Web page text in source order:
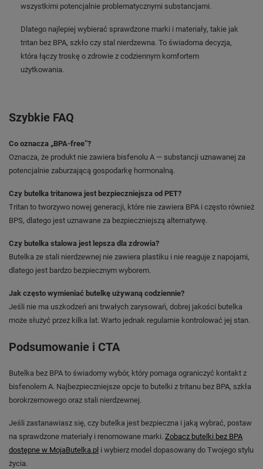
wszystkimi potencjalnie problematycznymi substancjami.
Dlatego najlepiej wybierać sprawdzone marki i materiały, takie jak
tritan bez BPA, szkło czy stal nierdzewna. To świadoma decyzja,
która łączy troskę o zdrowie z codziennym komfortem
użytkowania.
Szybkie FAQ
Co oznacza „BPA-free”?
Oznacza, że produkt nie zawiera bisfenolu A — substancji uznawanej za
potencjalnie zaburzającą gospodarkę hormonalną.
Czy butelka tritanowa jest bezpieczniejsza od PET?
Tritan to tworzywo nowej generacji, które nie zawiera BPA i często również
BPS, dlatego jest uznawane za bezpieczniejszą alternatywę.
Czy butelka stalowa jest lepsza dla zdrowia?
Butelka ze stali nierdzewnej nie zawiera plastiku i nie reaguje z napojami,
dlatego jest bardzo bezpiecznym wyborem.
Jak często wymieniać butelkę używaną codziennie?
Jeśli nie ma uszkodzeń ani trwałych zarysowań, dobrej jakości butelka
może służyć przez kilka lat. Warto jednak regularnie kontrolować jej stan.
Podsumowanie i CTA
Butelka bez BPA to świadomy wybór, który pomaga ograniczyć kontakt z
bisfenolem A. Najbezpieczniejsze opcje to butelki z tritanu bez BPA, szkła
borokrzemowego oraz stali nierdzewnej.
Jeśli zastanawiasz się, czy butelka jest bezpieczna i jaką wybrać, postaw
na sprawdzone materiały i renomowane marki.Zobacz butelki bez BPA
dostępne w MojaButelka.pl i wybierz model dopasowany do Twojego stylu
życia.